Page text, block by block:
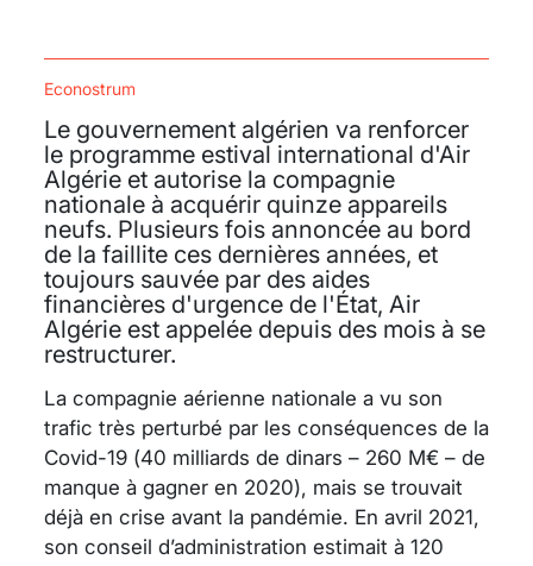
Le gouvernement algérien va renforcer
le programme estival international d'Air
Algérie et autorise la compagnie
nationale à acquérir quinze appareils
neufs. Plusieurs fois annoncée au bord
de la faillite ces dernières années, et
toujours sauvée par des aides
financières d'urgence de l'État, Air
Algérie est appelée depuis des mois à se
restructurer.
Econostrum
La compagnie aérienne nationale a vu son
trafic très perturbé par les conséquences de la
Covid-19 (40 milliards de dinars – 260 M€ – de
manque à gagner en 2020), mais se trouvait
déjà en crise avant la pandémie. En avril 2021,
son conseil d’administration estimait à 120